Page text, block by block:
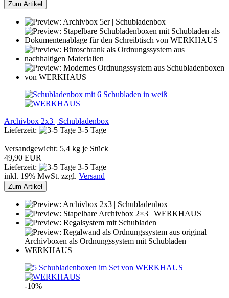
Zum Artikel
Archivbox 2x3 | Schubladenbox
Lieferzeit:
3-5 Tage
Versandgewicht: 5,4 kg je Stück
49,90 EUR
Lieferzeit:
3-5 Tage
inkl. 19% MwSt. zzgl. Versand
Zum Artikel
-10%